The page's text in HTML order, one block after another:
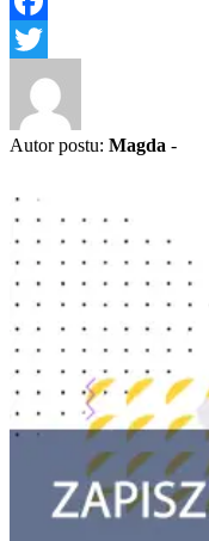
Facebook
Twitter
Autor postu: Magda -